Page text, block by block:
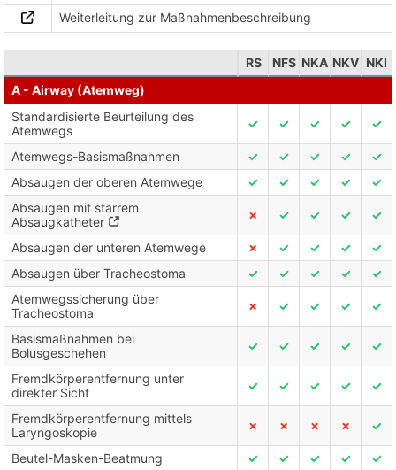
Weiterleitung zur Maßnahmenbeschreibung
RS NFS NKA NKV NKI
A - Airway (Atemweg)
Standardisierte Beurteilung des
Atemwegs
✓ ✓ ✓ ✓ ✓
Atemwegs-Basismaßnahmen ✓ ✓ ✓ ✓
✓
Absaugen der oberen Atemwege
✓ ✓ ✓ ✓
✓
Absaugen mit starrem
Absaugkatheter
✗ ✓ ✓ ✓ ✓
Absaugen der unteren Atemwege ✗ ✓ ✓ ✓
✓
Absaugen über Tracheostoma
✓ ✓ ✓ ✓
✓
Atemwegssicherung über
Tracheostoma
✗ ✓ ✓ ✓ ✓
Basismaßnahmen bei
Bolusgeschehen
✓ ✓ ✓ ✓ ✓
Fremdkörperentfernung unter
direkter Sicht
✓ ✓ ✓ ✓ ✓
Fremdkörperentfernung mittels
Laryngoskopie
✗ ✗ ✗ ✗ ✓
Beutel-Masken-Beatmung ✓ ✓ ✓ ✓
✓